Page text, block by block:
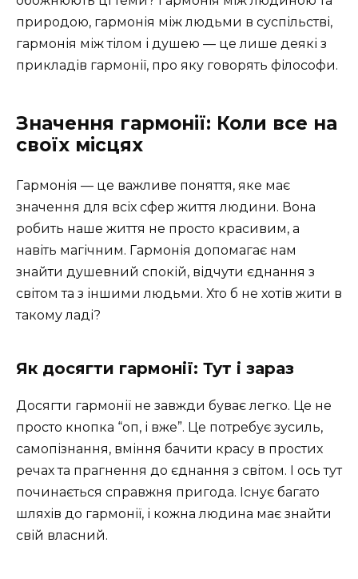
природою, гармонія між людьми в суспільстві,
гармонія між тілом і душею — це лише деякі з
прикладів гармонії, про яку говорять філософи.
Значення гармонії: Коли все на
своїх місцях
Гармонія — це важливе поняття, яке має
значення для всіх сфер життя людини. Вона
робить наше життя не просто красивим, а
навіть магічним. Гармонія допомагає нам
знайти душевний спокій, відчути єднання з
світом та з іншими людьми. Хто б не хотів жити в
такому ладі?
Як досягти гармонії: Тут і зараз
Досягти гармонії не завжди буває легко. Це не
просто кнопка “оп, і вже”. Це потребує зусиль,
самопізнання, вміння бачити красу в простих
речах та прагнення до єднання з світом. І ось тут
починається справжня пригода. Існує багато
шляхів до гармонії, і кожна людина має знайти
свій власний.